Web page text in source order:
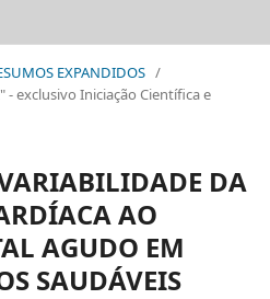
EXPANDIDOS /
- exclusivo Iniciação Científica e
DA
AO
AGUDO EM
SAUDÁVEIS